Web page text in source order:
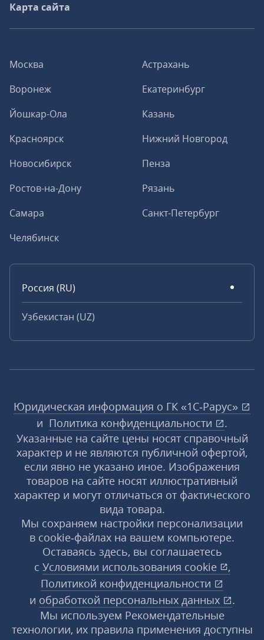
Москва
Астрахань
Воронеж
Екатеринбург
Йошкар-Ола
Казань
Красноярск
Нижний Новгород
Новосибирск
Пенза
Ростов-на-Дону
Рязань
Самара
Санкт-Петербург
Челябинск
Россия (RU)
Узбекистан (UZ)
Карта сайта
Юридическая информация о ГК «1С‑Рарус»
и Политика конфиденциальности
.
Указанные на сайте цены носят справочный
характер и не являются публичной офертой,
если явно не указано иное. Изображения
товаров на сайте носят иллюстративный
характер и могут отличаться от фактического
вида товара.
Мы сохраняем настройки персонализации
в cookie‑файлах на вашем компьютере.
Оставаясь здесь, вы соглашаетесь
с Условиями использования cookie
,
Политикой конфиденциальности
и обработкой персональных данных
.
Мы используем Рекомендательные
технологии, их правила применения доступны